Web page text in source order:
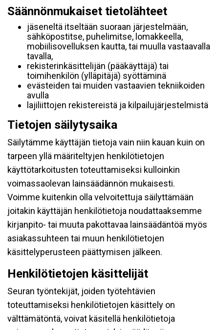
Säännönmukaiset tietolähteet
jäseneltä itseltään suoraan järjestelmään,
sähköpostitse, puhelimitse, lomakkeella,
mobiilisovelluksen kautta, tai muulla vastaavalla
tavalla,
rekisterinkäsittelijän (pääkäyttäjä) tai
toimihenkilön (ylläpitäjä) syöttäminä
evästeiden tai muiden vastaavien tekniikoiden
avulla
lajiliittojen rekistereistä ja kilpailujärjestelmistä
Tietojen säilytysaika
Säilytämme käyttäjän tietoja vain niin kauan kuin on
tarpeen yllä määriteltyjen henkilötietojen
käyttötarkoitusten toteuttamiseksi kulloinkin
voimassaolevan lainsäädännön mukaisesti.
Voimme kuitenkin olla velvoitettuja säilyttämään
joitakin käyttäjän henkilötietoja noudattaaksemme
kirjanpito- tai muuta pakottavaa lainsäädäntöä myös
asiakassuhteen tai muun henkilötietojen
käsittelyperusteen päättymisen jälkeen.
Henkilötietojen käsittelijät
Seuran työntekijät, joiden työtehtävien
toteuttamiseksi henkilötietojen käsittely on
välttämätöntä, voivat käsitellä henkilötietoja